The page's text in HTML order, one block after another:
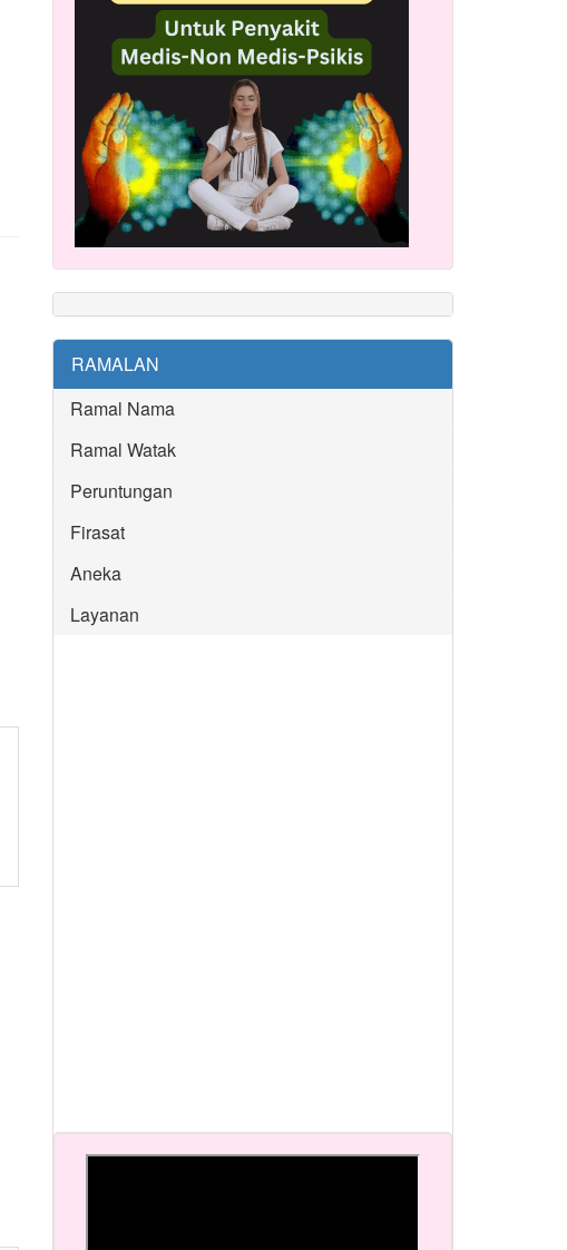
RAMALAN
Ramal Nama
Ramal Watak
Peruntungan
Firasat
Aneka
Layanan